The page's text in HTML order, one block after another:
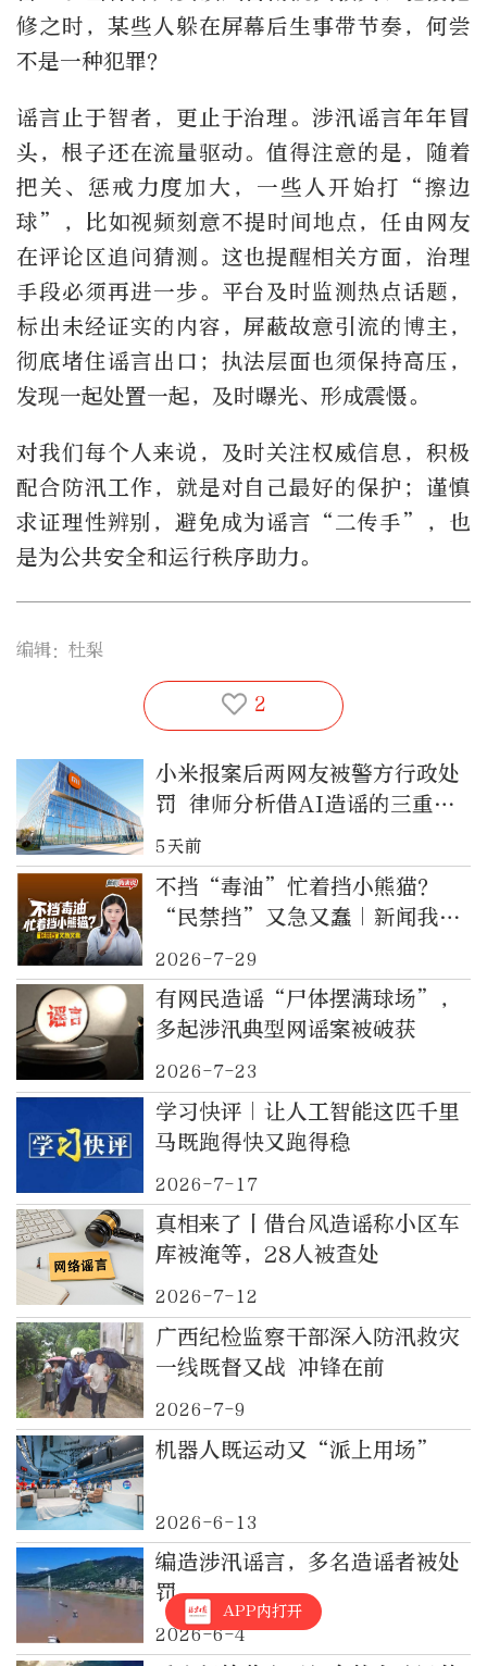
修之时，某些人躲在屏幕后生事带节奏，何尝
不是一种犯罪？
谣言止于智者，更止于治理。涉汛谣言年年冒
头，根子还在流量驱动。值得注意的是，随着
把关、惩戒力度加大，一些人开始打“擦边
球”，比如视频刻意不提时间地点，任由网友
在评论区追问猜测。这也提醒相关方面，治理
手段必须再进一步。平台及时监测热点话题，
标出未经证实的内容，屏蔽故意引流的博主，
彻底堵住谣言出口；执法层面也须保持高压，
发现一起处置一起，及时曝光、形成震慑。
对我们每个人来说，及时关注权威信息，积极
配合防汛工作，就是对自己最好的保护；谨慎
求证理性辨别，避免成为谣言“二传手”，也
是为公共安全和运行秩序助力。
编辑：杜梨
2
小米报案后两网友被警方行政处
罚 律师分析借AI造谣的三重法
律责任
5天前
不挡“毒油”忙着挡小熊猫？
“民禁挡”又急又蠢｜新闻我来
说
2026-7-29
有网民造谣“尸体摆满球场”，
多起涉汛典型网谣案被破获
2026-7-23
学习快评｜让人工智能这匹千里
马既跑得快又跑得稳
2026-7-17
真相来了丨借台风造谣称小区车
库被淹等，28人被查处
2026-7-12
广西纪检监察干部深入防汛救灾
一线既督又战 冲锋在前
2026-7-9
机器人既运动又“派上用场”
2026-6-13
编造涉汛谣言，多名造谣者被处
罚
2026-6-4
APP内打开